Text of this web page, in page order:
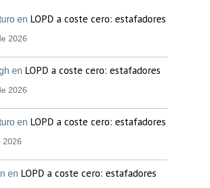
en LOPD a coste cero: estafadores
2026
en LOPD a coste cero: estafadores
2026
en LOPD a coste cero: estafadores
2026
en LOPD a coste cero: estafadores